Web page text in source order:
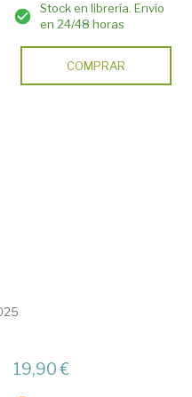
Stock en librería. Envío
en 24/48 horas
COMPRAR
19,90 €